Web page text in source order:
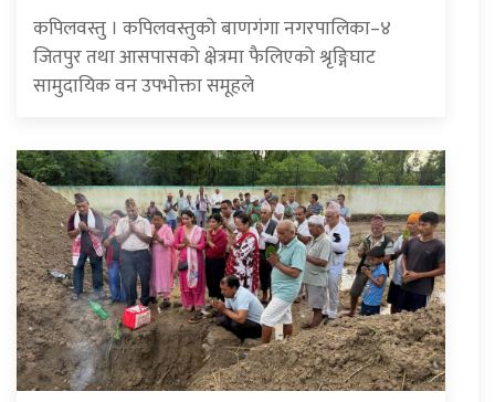
कपिलवस्तु । कपिलवस्तुको बाणगंगा नगरपालिका–४
जितपुर तथा आसपासको क्षेत्रमा फैलिएको श्रृङ्गिघाट
सामुदायिक वन उपभोक्ता समूहले